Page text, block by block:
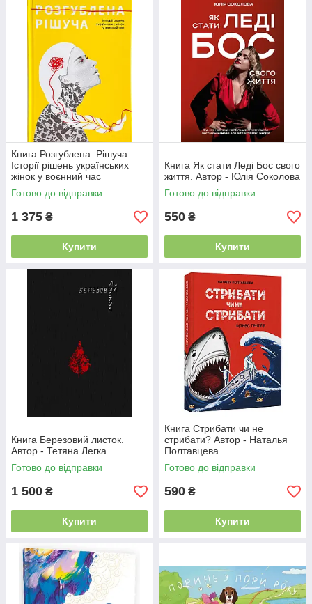
Книга Розгублена. Рішуча.
Історії рішень українських
жінок у воєнний час
Готово до відправки
1 375 ₴
Купити
Книга Як стати Леді Бос свого
життя. Автор - Юлія Соколова
Готово до відправки
550 ₴
Купити
Книга Березовий листок.
Автор - Тетяна Легка
Готово до відправки
1 500 ₴
Купити
Книга Стрибати чи не
стрибати? Автор - Наталья
Полтавцева
Готово до відправки
590 ₴
Купити